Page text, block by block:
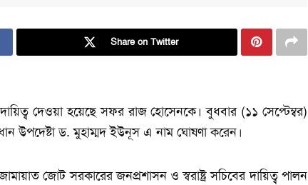
Share on Twitter
দেওয়া হয়েছে সফর রাজ হোসেনকে। বুধবার (১১ সেপ্টেম্বর)
উপদেষ্টা ড. মুহাম্মদ ইউনূস এ নাম ঘোষণা করেন।
জোট সরকারের জনপ্রশাসন ও স্বরাষ্ট্র সচিবের দায়িত্ব পালন